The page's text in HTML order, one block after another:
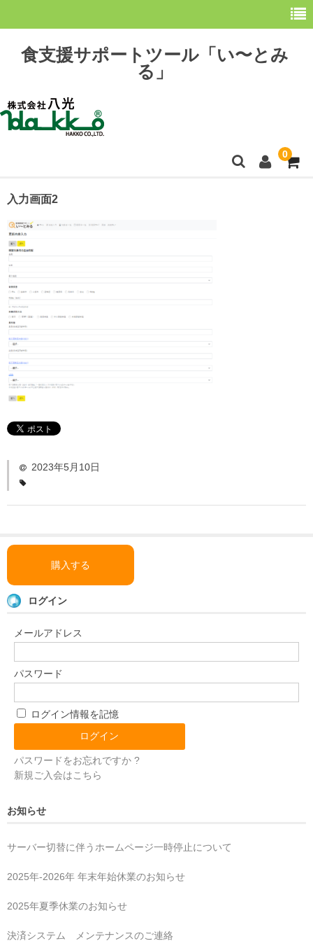
食支援サポートツール「い〜とみ
る」
0
ホーム
最新情報
「い〜とみるワーク」
お問い合わせ
入力画面2
2023年5月10日
購入する
ログイン
メールアドレス
パスワード
ログイン情報を記憶
パスワードをお忘れですか ?
新規ご入会はこちら
お知らせ
サーバー切替に伴うホームページ一時停止について
2025年‐2026年 年末年始休業のお知らせ
2025年夏季休業のお知らせ
決済システム メンテナンスのご連絡